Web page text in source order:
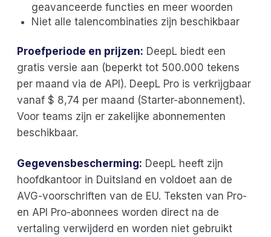
geavanceerde functies en meer woorden
Niet alle talencombinaties zijn beschikbaar
Proefperiode en prijzen: DeepL biedt een
gratis versie aan (beperkt tot 500.000 tekens
per maand via de API). DeepL Pro is verkrijgbaar
vanaf $ 8,74 per maand (Starter-abonnement).
Voor teams zijn er zakelijke abonnementen
beschikbaar.
Gegevensbescherming: DeepL heeft zijn
hoofdkantoor in Duitsland en voldoet aan de
AVG-voorschriften van de EU. Teksten van Pro-
en API Pro-abonnees worden direct na de
vertaling verwijderd en worden niet gebruikt